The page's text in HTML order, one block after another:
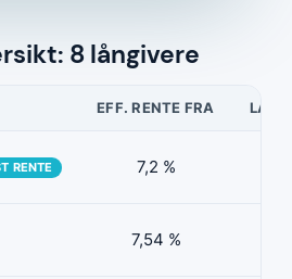
8 långivere
EFF. RENTE FRA
RENTE 7,2 %
7,54 %